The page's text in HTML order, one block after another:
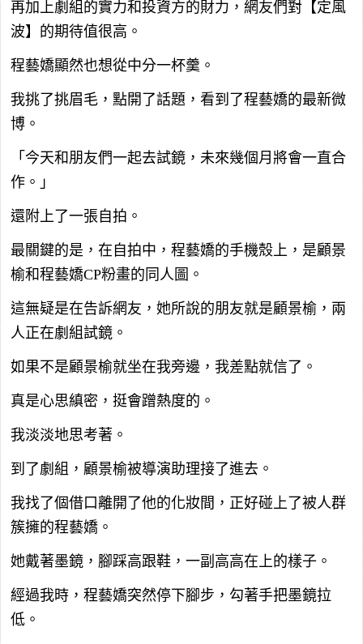
再加上劇組的實力和投資方的財力，網友們對【定風
波】的期待值很高。
程藝嬌顯然也想從中分一杯羹。
我挑了挑眉毛，點開了話題，看到了程藝嬌的最新微
博。
「今天和朋友們一起去試鏡，未來幾個月將會一直合
作。」
還附上了一張自拍。
最關鍵的是，在自拍中，程藝嬌的手機殼上，是顧景
榆和程藝嬌CP粉畫的同人圖。
這無疑是在告訴網友，她所說的朋友就是顧景榆，兩
人正在劇組試鏡。
如果不是顧景榆就坐在我旁邊，我差點就信了。
真是心思縝密，挺會蹭熱度的。
我淡淡地思考著。
到了劇組，顧景榆被導演助理接了進去。
我找了個借口離開了他的化妝間，正好碰上了被人群
簇擁的程藝嬌。
她戴著墨鏡，腳踩高跟鞋，一副高高在上的樣子。
經過我時，程藝嬌突然停下腳步，勾著手把墨鏡拉
低。